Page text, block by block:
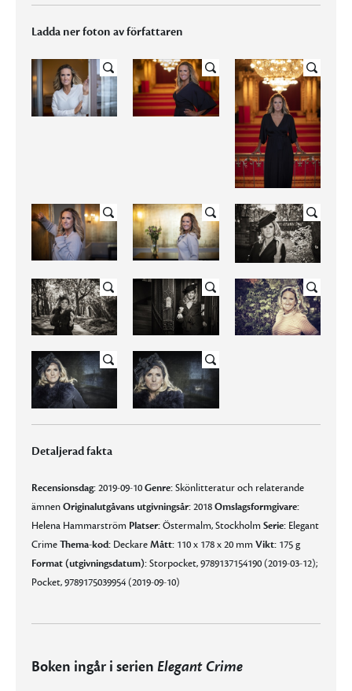
Ladda ner foton av författaren
Detaljerad fakta
Recensionsdag:2019-09-10Genre:Skönlitteratur och relaterande
ämnenOriginalutgåvans utgivningsår:2018Omslagsformgivare:
Helena Hammarström Platser:Östermalm, StockholmSerie: Elegant
CrimeThema-kod: DeckareMått: 110 x 178 x 20 mmVikt: 175 g
Format (utgivningsdatum):Storpocket, 9789137154190 (2019-03-12);
Pocket, 9789175039954 (2019-09-10)
Boken ingår i serien Elegant Crime